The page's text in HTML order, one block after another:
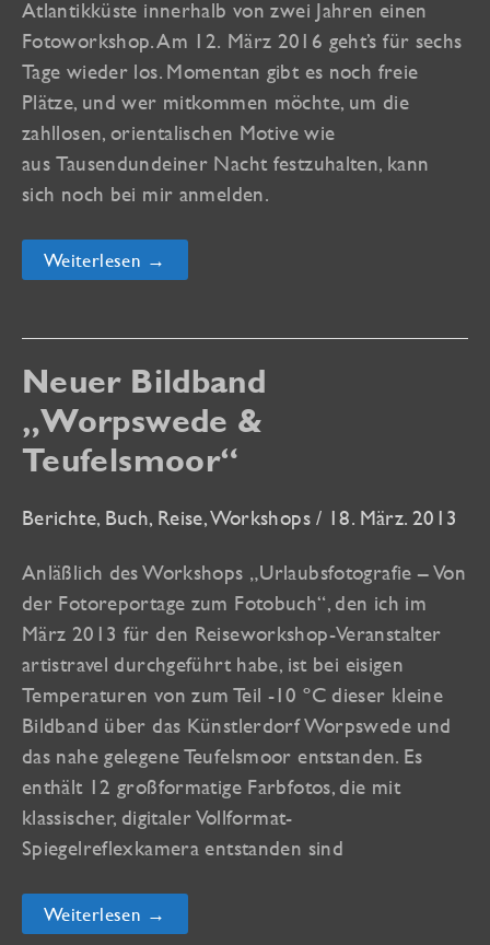
Atlantikküste innerhalb von zwei Jahren einen
Fotoworkshop. Am 12. März 2016 geht’s für sechs
Tage wieder los. Momentan gibt es noch freie
Plätze, und wer mitkommen möchte, um die
zahllosen, orientalischen Motive wie
aus Tausendundeiner Nacht festzuhalten, kann
sich noch bei mir anmelden.
Im
März
einen
in
Marrakesch
Weiterlesen →
Neuer Bildband
„Worpswede &
Teufelsmoor“
Berichte, Buch, Reise,Workshops / 18. März. 2013
Anläßlich des Workshops „Urlaubsfotografie – Von
der Fotoreportage zum Fotobuch“, den ich im
März 2013 für den Reiseworkshop-Veranstalter
artistravel durchgeführt habe, ist bei eisigen
Temperaturen von zum Teil -10 ºC dieser kleine
Bildband über das Künstlerdorf Worpswede und
das nahe gelegene Teufelsmoor entstanden. Es
enthält 12 großformatige Farbfotos, die mit
klassischer, digitaler Vollformat-
Spiegelreflexkamera entstanden sind
Neuer
Bildband
Weiterlesen →